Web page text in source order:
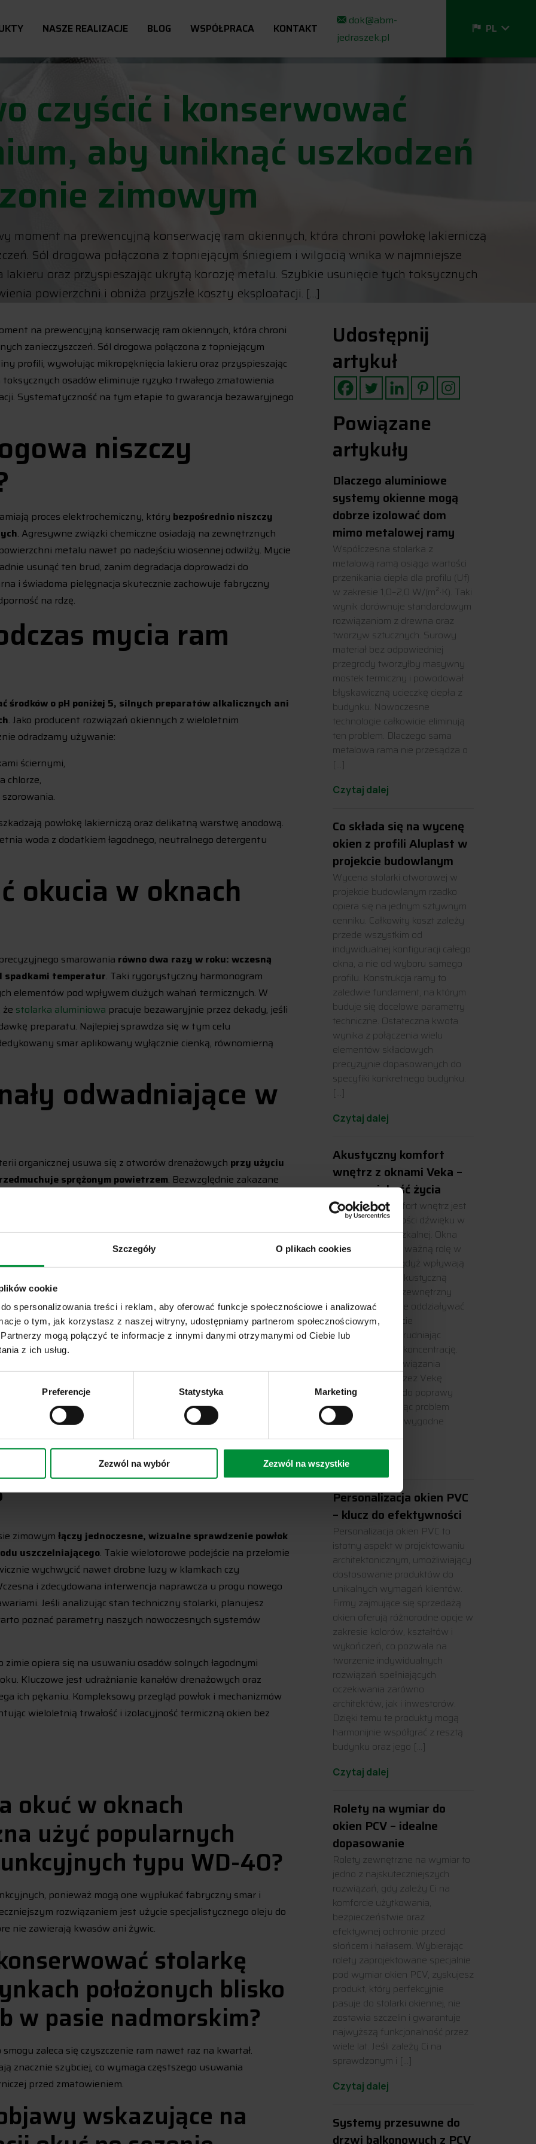
Szczegóły O plikach cookies
cookie
spersonalizowania treści i reklam, aby oferować funkcje społecznościowe i analizować
o tym, jak korzystasz z naszej witryny, udostępniamy partnerom społecznościowym,
mogą połączyć te informacje z innymi danymi otrzymanymi od Ciebie lub
z ich usług.
Preferencje Statystyka Marketing
Zezwól na wybór Zezwól na wszystkie
NASZE REALIZACJE BLOG WSPÓŁPRACA KONTAKT
dok@abm-
jedraszek.pl
PL
EN
czyścić i konserwować
aby uniknąć uszkodzeń
zimowym
moment na prewencyjną konserwację ram okiennych, która chroni powłokę lakierniczą
Sól drogowa połączona z topniejącym śniegiem i wilgocią wnika w najmniejsze
oraz przyspieszając ukrytą korozję metalu. Szybkie usunięcie tych toksycznych
powierzchni i obniża przyszłe koszty eksploatacji. […]
na prewencyjną konserwację ram okiennych, która chroni
zanieczyszczeń. Sól drogowa połączona z topniejącym
profili, wywołując mikropęknięcia lakieru oraz przyspieszając
osadów eliminuje ryzyko trwałego zmatowienia
Systematyczność na tym etapie to gwarancja bezawaryjnego
niszczy
proces elektrochemiczny, który bezpośrednio niszczy
. Agresywne związki chemiczne osiadają na zewnętrznych
metalu nawet po nadejściu wiosennej odwilży. Mycie
usunąć ten brud, zanim degradacja doprowadzi do
i świadoma pielęgnacja skutecznie zachowuje fabryczny
na rdzę.
mycia ram
środków o pH poniżej 5, silnych preparatów alkalicznych ani
. Jako producent rozwiązań okiennych z wieloletnim
odradzamy używanie:
ściernymi,
chlorze,
powłokę lakierniczą oraz delikatną warstwę anodową.
woda z dodatkiem łagodnego, neutralnego detergentu
okucia w oknach
smarowania równo dwa razy w roku: wczesną
spadkami temperatur. Taki rygorystyczny harmonogram
elementów pod wpływem dużych wahań termicznych. W
stolarka aluminiowa pracuje bezawaryjnie przez dekady, jeśli
preparatu. Najlepiej sprawdza się w tym celu
smar aplikowany wyłącznie cienką, równomierną
odwadniające w
organicznej usuwa się z otworów drenażowych przy użyciu
sprężonym powietrzem. Bezwzględnie zakazane
rysują wewnętrzne komory profilu. Całkowicie zablokowany
wody w dolnej części ramy, a przy bardzo silnych opadach
Drożne i czyste kanały gwarantują prawidłowe
chroni uszczelki
trwałą barierę hydrofobową i pozwala gumie utrzymać pełną
i zostawić do całkowitego wyschnięcia. Cieniutki film smaru
izolacyjny nie ulega stwardnieniu i nie pęka pod
pielęgnacji najczęściej skutkuje szybkim kruszeniem się
przegląd
zimowym łączy jednoczesne, wizualne sprawdzenie powłok
uszczelniającego. Takie wielotorowe podejście na przełomie
wychwycić nawet drobne luzy w klamkach czy
i zdecydowana interwencja naprawcza u progu nowego
Jeśli analizując stan techniczny stolarki, planujesz
poznać parametry naszych nowoczesnych systemów
opiera się na usuwaniu osadów solnych łagodnymi
Kluczowe jest udrażnianie kanałów drenażowych oraz
ich pękaniu. Kompleksowy przegląd powłok i mechanizmów
wieloletnią trwałość i izolacyjność termiczną okien bez
okuć w oknach
użyć popularnych
typu WD-40?
ponieważ mogą one wypłukać fabryczny smar i
rozwiązaniem jest użycie specjalistycznego oleju do
nie zawierają kwasów ani żywic.
stolarkę
położonych blisko
w pasie nadmorskim?
zaleca się czyszczenie ram nawet raz na kwartał.
znacznie szybciej, co wymaga częstszego usuwania
przed zmatowieniem.
wskazujące na
Udostępnij
artykuł
Powiązane
artykuły
Dlaczego aluminiowe
systemy okienne mogą
dobrze izolować dom
mimo metalowej ramy
Współczesna stolarka z
metalową ramą osiąga wartości
przenikania ciepła dla profilu (Uf)
w zakresie 1,0–2,0 W/(m²·K). Taki
wynik dorównuje standardowym
rozwiązaniom z drewna oraz
tworzyw sztucznych. Surowy
materiał bez odpowiedniej
przegrody tworzyłby masywny
mostek termiczny i powodował
błyskawiczną ucieczkę ciepła z
budynku. Nowoczesne
technologie całkowicie eliminują
ten problem. Dlaczego sama
metalowa rama nie przesądza o
[…]
Czytaj dalej
Co składa się na wycenę
okien z profili Aluplast w
projekcie budowlanym
Wycena stolarki otworowej w
projekcie budowlanym rzadko
opiera się na jednym sztywnym
cenniku. Całkowity koszt zależy
przede wszystkim od
indywidualnej konfiguracji całego
okna, a nie od wyboru samego
profilu. Konstrukcja ramy to
zaledwie fundament, na którym
buduje się docelowe parametry
techniczne. Ostateczna kwota
wynika z połączenia wielu
elementów składowych
precyzyjnie dopasowanych do
specyfiki konkretnego budynku.
[…]
Czytaj dalej
Akustyczny komfort
wnętrz z oknami Veka –
popraw jakość życia
Akustyczny komfort wnętrz jest
kluczowy dla jakości dźwięku w
przestrzeni mieszkalnej. Okna
Veka odgrywają ważną rolę w
tym kontekście, gdyż wpływają
na izolacyjność akustyczną
budynku. Hałas zewnętrzny
może negatywnie oddziaływać
na codzienne życie
mieszkańców, utrudniając
odpoczynek czy koncentrację.
Innowacyjne rozwiązania
proponowane przez Vekę
przyczyniają się do poprawy
akustyki, eliminując problem
hałasu i tworząc wygodne
warunki […]
Czytaj dalej
Personalizacja okien PVC
– klucz do efektywności
Personalizacja okien PVC to
istotny aspekt w projektowaniu
architektonicznym, umożliwiający
dostosowanie produktów do
unikalnych wymagań klientów.
Firmy zajmujące się sprzedażą
okien oferują różnorodne opcje w
zakresie kolorów, kształtów i
wykończeń, co pozwala na
tworzenie indywidualnych
rozwiązań spełniających
oczekiwania zarówno
architektów, jak i inwestorów.
Dzięki temu te produkty mogą
harmonijnie współgrać z resztą
budynku oraz jego […]
Czytaj dalej
Rolety na wymiar do
okien PCV – idealne
dopasowanie
Rolety zewnętrzne na wymiar to
jedno z najskuteczniejszych
rozwiązań, gdy zależy Ci na
komforcie użytkowania,
bezpieczeństwie oraz
efektywnej ochronie przed
słońcem i hałasem. Wybierając
rolety zaprojektowane specjalnie
pod wymiar okien PCV, zyskujesz
produkt, który perfekcyjnie
pasuje do stolarki okiennej, nie
zostawia szczelin i gwarantuje
najwyższą funkcjonalność przez
wiele lat. Jeśli zależy Ci na
sprawdzonym i […]
Czytaj dalej
Systemy przesuwne do
drzwi balkonowych z PCV